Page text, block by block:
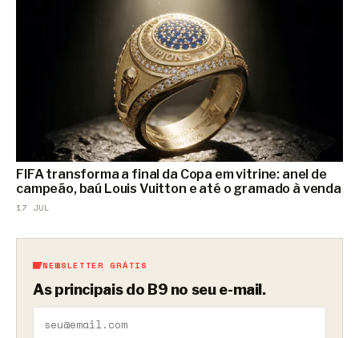
FIFA transforma a final da Copa em vitrine: anel de
campeão, baú Louis Vuitton e até o gramado à venda
17 JUL
NEWSLETTER GRÁTIS
As principais do B9 no seu e-mail.